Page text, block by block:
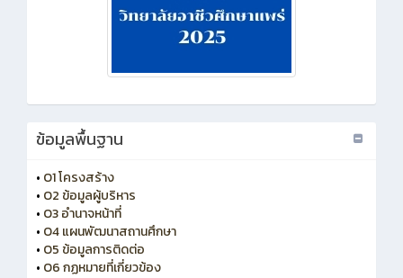
ข้อมูลพื้นฐาน
• O1 โครงสร้าง
• O2 ข้อมูลผู้บริหาร
• O3 อำนาจหน้าที่
• O4 แผนพัฒนาสถานศึกษา
• O5 ข้อมูลการติดต่อ
• O6 กฏหมายที่เกี่ยวข้อง